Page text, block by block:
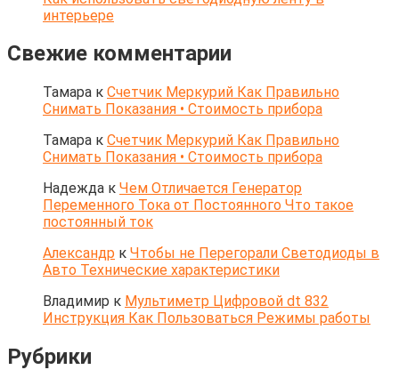
интерьере
Свежие комментарии
Тамара к Счетчик Меркурий Как Правильно
Снимать Показания • Стоимость прибора
Тамара к Счетчик Меркурий Как Правильно
Снимать Показания • Стоимость прибора
Надежда к Чем Отличается Генератор
Переменного Тока от Постоянного Что такое
постоянный ток
Александр к Чтобы не Перегорали Светодиоды в
Авто Технические характеристики
Владимир к Мультиметр Цифровой dt 832
Инструкция Как Пользоваться Режимы работы
Рубрики